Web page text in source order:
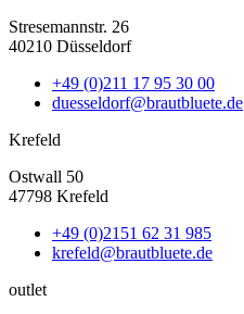
Stresemannstr. 26
40210 Düsseldorf
+49 (0)211 17 95 30 00
duesseldorf@brautbluete.de
Krefeld
Ostwall 50
47798 Krefeld
+49 (0)2151 62 31 985
krefeld@brautbluete.de
outlet